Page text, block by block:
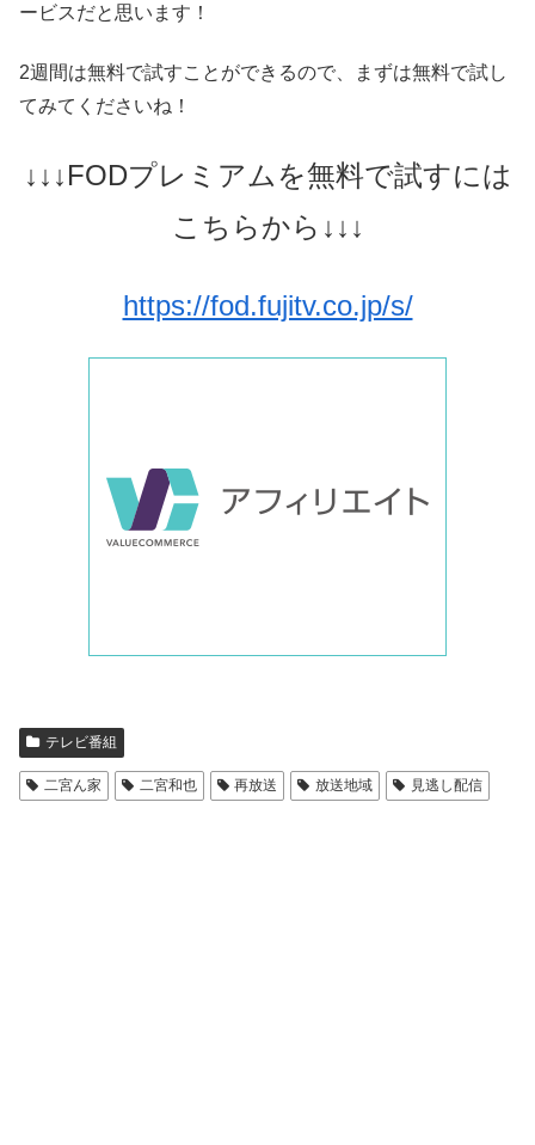
ービスだと思います！
2週間は無料で試すことができるので、まずは無料で試し
てみてくださいね！
↓↓↓FODプレミアムを無料で試すには
こちらから↓↓↓
https://fod.fujitv.co.jp/s/
テレビ番組
二宮ん家 二宮和也 再放送 放送地域 見逃し配信